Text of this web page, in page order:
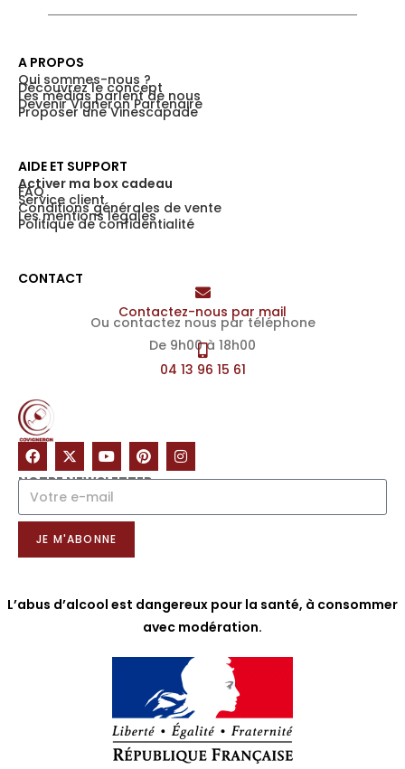
NOTRE NEWSLETTER
JE M'ABONNE
CONTACT
Contactez-nous par mail
Ou contactez nous par téléphone
De 9h00 à 18h00
04 13 96 15 61
AIDE ET SUPPORT
Activer ma box cadeau
FAQ
Service client
Conditions générales de vente
Les mentions légales
Politique de confidentialité
A PROPOS
Qui sommes-nous ?
Découvrez le concept
Les médias parlent de nous
Devenir Vigneron Partenaire
Proposer une Vinescapade
L’abus d’alcool est dangereux pour la santé, à consommer
avec modération.